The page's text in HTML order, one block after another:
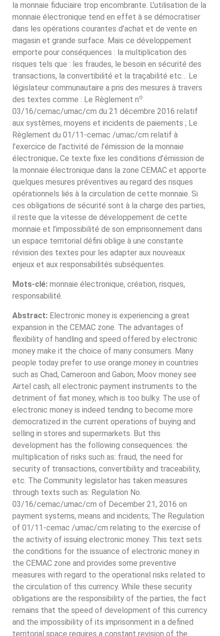
la monnaie fiduciaire trop encombrante. L’utilisation de la
monnaie électronique tend en effet à se démocratiser
dans les opérations courantes d’achat et de vente en
magasin et grande surface. Mais ce développement
emporte pour conséquences : la multiplication des
risques tels que : les fraudes, le besoin en sécurité des
transactions, la convertibilité et la traçabilité etc… Le
législateur communautaire a pris des mesures à travers
des textes comme : Le Règlement no
03/16/cemac/umac/cm du 21 décembre 2016 relatif
aux systèmes, moyens et incidents de paiements ; Le
Règlement du 01/11-cemac /umac/cm relatif à
l’exercice de l’activité de l’émission de la monnaie
électronique. Ce texte fixe les conditions d’émission de
la monnaie électronique dans la zone CEMAC et apporte
quelques mesures préventives au regard des risques
opérationnels liés à la circulation de cette monnaie. Si
ces obligations de sécurité sont à la charge des parties,
il reste que la vitesse de développement de cette
monnaie et l’impossibilité de son emprisonnement dans
un espace territorial défini oblige à une constante
révision des textes pour les adapter aux nouveaux
enjeux et aux responsabilités subséquentes.
Mots-clé: monnaie électronique, création, risques,
responsabilité.
Abstract: Electronic money is experiencing a great
expansion in the CEMAC zone. The advantages of
flexibility of handling and speed offered by electronic
money make it the choice of many consumers. Many
people today prefer to use orange money in countries
such as Chad, Cameroon and Gabon; Moov money see
Airtel cash; all electronic payment instruments to the
detriment of fiat money, which is too bulky. The use of
electronic money is indeed tending to become more
democratized in the current operations of buying and
selling in stores and supermarkets. But this
development has the following consequences: the
multiplication of risks such as: fraud, the need for
security of transactions, convertibility and traceability,
etc. The Community legislator has taken measures
through texts such as: Regulation No.
03/16/cemac/umac/cm of December 21, 2016 on
payment systems, means and incidents; The Regulation
of 01/11-cemac /umac/cm relating to the exercise of
the activity of issuing electronic money. This text sets
the conditions for the issuance of electronic money in
the CEMAC zone and provides some preventive
measures with regard to the operational risks related to
the circulation of this currency. While these security
obligations are the responsibility of the parties, the fact
remains that the speed of development of this currency
and the impossibility of its imprisonment in a defined
territorial space requires a constant revision of the